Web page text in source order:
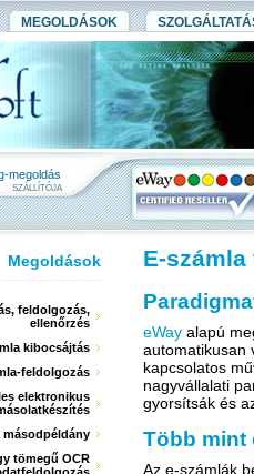
MEGOLDÁSOK
megoldás
SZÁLLÍTÓJA
Megoldások
feldolgozás,
ellenőrzés
kibocsájtás
feldolgozás
elektronikus
másodpéldány
tömegű OCR
E-
eWay alapú
automatikusan
kapcsolatos
nagyvállalati
gyorsítsák és
Több mint
Az e-számlák